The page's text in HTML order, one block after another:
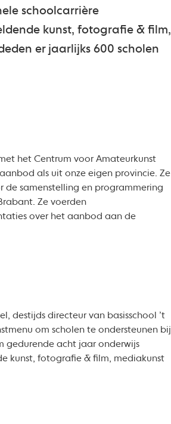
schoolcarrière
kunst, fotografie & film,
er jaarlijks 600 scholen
het Centrum voor Amateurkunst
als uit onze eigen provincie. Ze
samenstelling en programmering
Ze voerden
over het aanbod aan de
destijds directeur van basisschool ’t
om scholen te ondersteunen bij
gedurende acht jaar onderwijs
kunst, fotografie & film, mediakunst